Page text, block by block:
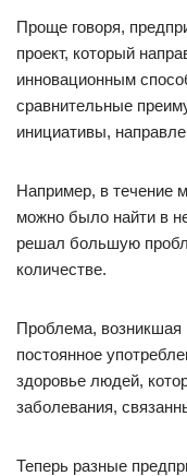
Проще говоря,
проект, который
инновационным
сравнительные
инициативы,
Например, в течение
можно было найти в
решал большую
количестве.
Проблема, возникшая
постоянное
здоровье людей,
заболевания,
Теперь разные